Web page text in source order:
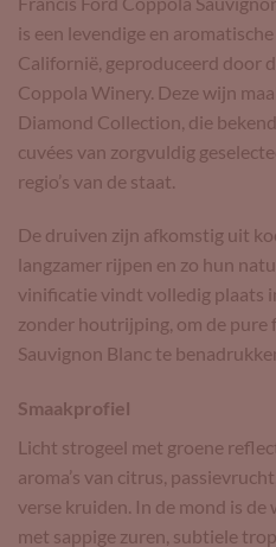
is een levendige en
Californië, geproduceerd door
Coppola Winery. Deze wijn
Diamond Collection, die
cuvées van zorgvuldig
regio’s van de staat.
De druiven zijn afkomstig uit
langzamer rijpen en zo hun
vinificatie vindt volledig plaats
zonder houtrijping, om de pure
Sauvignon Blanc te
Smaakprofiel
Licht strogeel met groene
aroma’s van citrus,
verse kruiden. In de mond is
met sappige zuren, subtiele